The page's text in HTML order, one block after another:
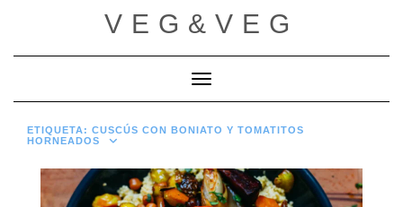
VEG&VEG
Cambiar modo de navegación
ETIQUETA: CUSCÚS CON BONIATO Y TOMATITOS
HORNEADOS